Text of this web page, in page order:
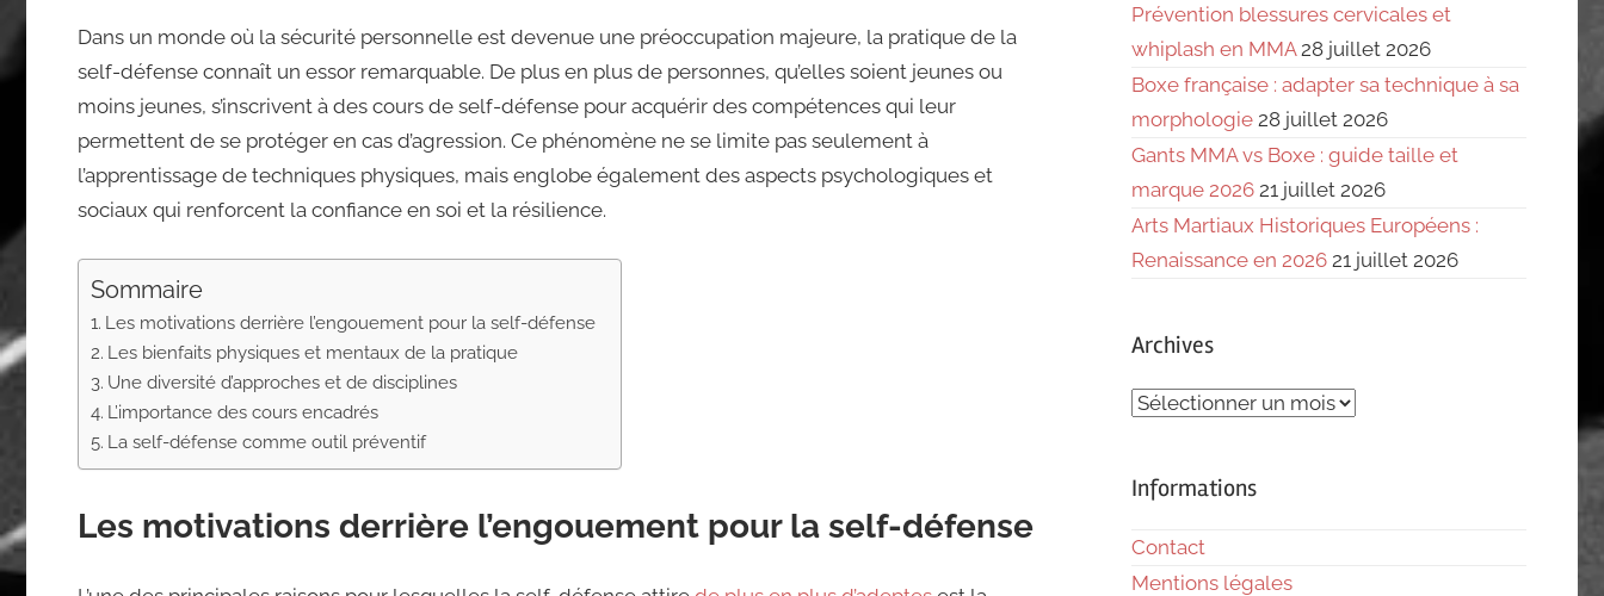
Dans un monde où la sécurité personnelle est devenue une préoccupation majeure, la pratique de la
self-défense connaît un essor remarquable. De plus en plus de personnes, qu’elles soient jeunes ou
moins jeunes, s’inscrivent à des cours de self-défense pour acquérir des compétences qui leur
permettent de se protéger en cas d’agression. Ce phénomène ne se limite pas seulement à
l’apprentissage de techniques physiques, mais englobe également des aspects psychologiques et
sociaux qui renforcent la confiance en soi et la résilience.
Sommaire
Les motivations derrière l’engouement pour la self-défense
Les bienfaits physiques et mentaux de la pratique
Une diversité d’approches et de disciplines
L’importance des cours encadrés
La self-défense comme outil préventif
Les motivations derrière l’engouement pour la self-défense
Prévention blessures cervicales et
whiplash en MMA 28 juillet 2026
Boxe française : adapter sa technique à sa
morphologie 28 juillet 2026
Gants MMA vs Boxe : guide taille et
marque 2026 21 juillet 2026
Arts Martiaux Historiques Européens :
Renaissance en 2026 21 juillet 2026
Archives
Archives
Informations
Contact
Mentions légales